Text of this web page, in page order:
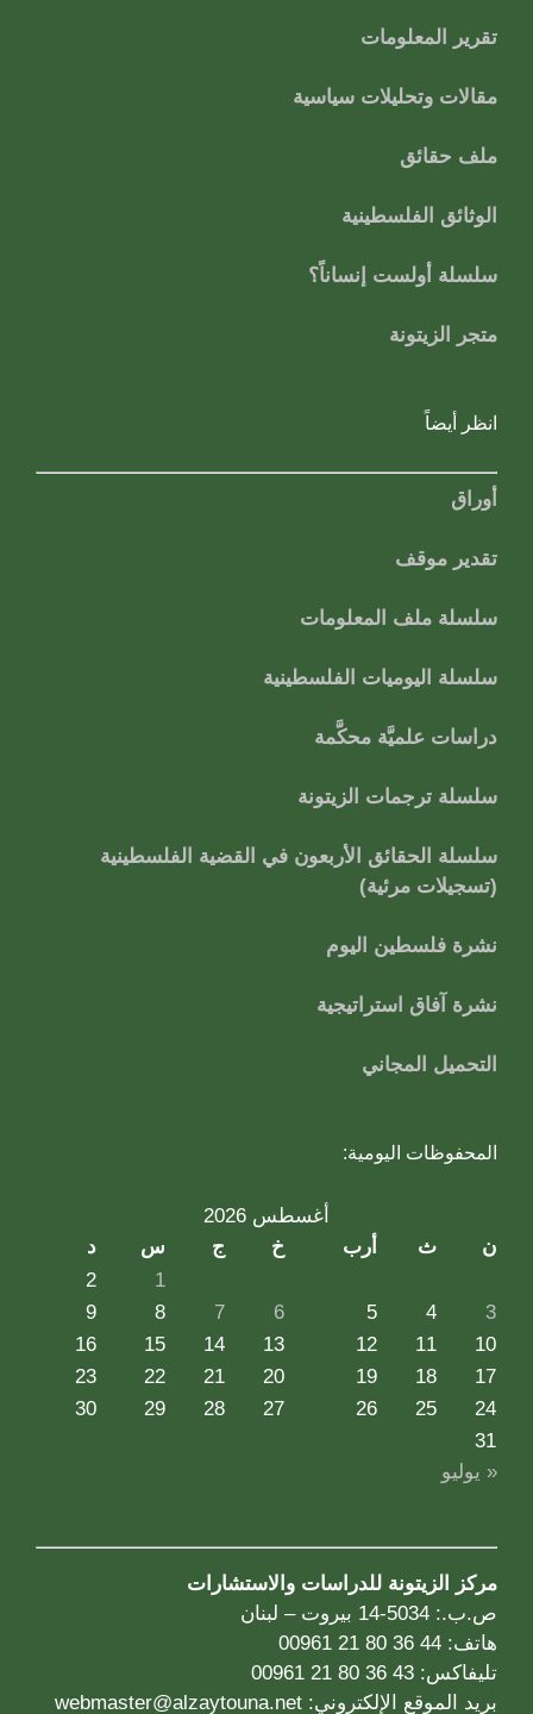
تقرير المعلومات
مقالات وتحليلات سياسية
ملف حقائق
الوثائق الفلسطينية
سلسلة أولست إنساناً؟
متجر الزيتونة
انظر أيضاً
أوراق
تقدير موقف
سلسلة ملف المعلومات
سلسلة اليوميات الفلسطينية
دراسات علميَّة محكَّمة
سلسلة ترجمات الزيتونة
سلسلة الحقائق الأربعون في القضية الفلسطينية
(تسجيلات مرئية)
نشرة فلسطين اليوم
نشرة آفاق استراتيجية
التحميل المجاني
المحفوظات اليومية:
أغسطس 2026
ن
ث أرب خ ج س
د
1
2
3
4
5
6
7
8
9
10
11
12
13
14
15
16
17
18
19
20
21
22
23
24
25
26
27
28
29
30
31
« يوليو
مركز الزيتونة للدراسات والاستشارات
ص.ب.: 5034-14 بيروت – لبنان
هاتف: 44 36 80 21 00961
تليفاكس: 43 36 80 21 00961
بريد الموقع الإلكتروني: webmaster@alzaytouna.net